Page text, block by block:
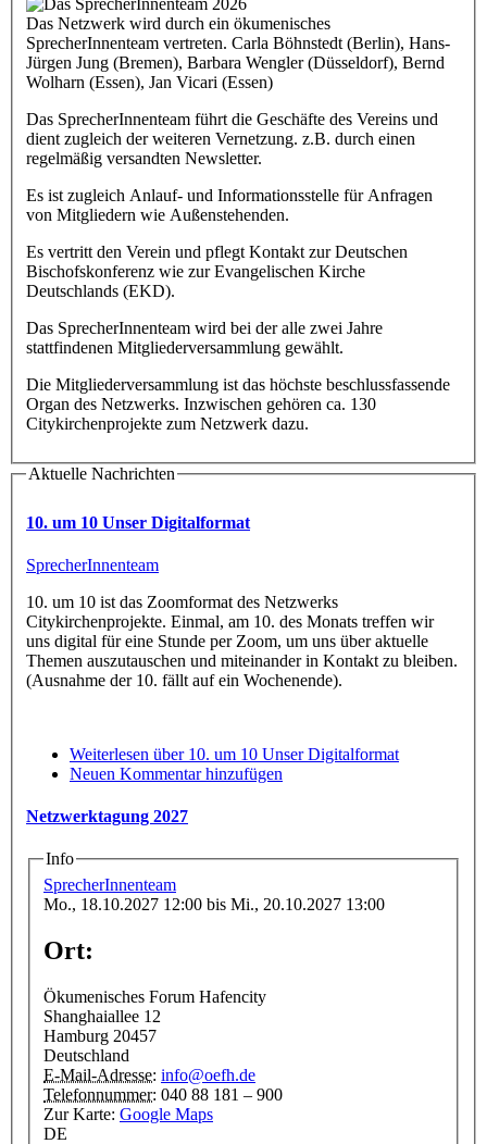
Das Netzwerk wird durch ein ökumenisches
SprecherInnenteam vertreten. Carla Böhnstedt (Berlin), Hans-
Jürgen Jung (Bremen), Barbara Wengler (Düsseldorf), Bernd
Wolharn (Essen), Jan Vicari (Essen)
Das SprecherInnenteam führt die Geschäfte des Vereins und
dient zugleich der weiteren Vernetzung. z.B. durch einen
regelmäßig versandten Newsletter.
Es ist zugleich Anlauf- und Informationsstelle für Anfragen
von Mitgliedern wie Außenstehenden.
Es vertritt den Verein und pflegt Kontakt zur Deutschen
Bischofskonferenz wie zur Evangelischen Kirche
Deutschlands (EKD).
Das SprecherInnenteam wird bei der alle zwei Jahre
stattfindenen Mitgliederversammlung gewählt.
Die Mitgliederversammlung ist das höchste beschlussfassende
Organ des Netzwerks. Inzwischen gehören ca. 130
Citykirchenprojekte zum Netzwerk dazu.
Aktuelle Nachrichten
10. um 10 Unser Digitalformat
SprecherInnenteam
10. um 10 ist das Zoomformat des Netzwerks
Citykirchenprojekte. Einmal, am 10. des Monats treffen wir
uns digital für eine Stunde per Zoom, um uns über aktuelle
Themen auszutauschen und miteinander in Kontakt zu bleiben.
(Ausnahme der 10. fällt auf ein Wochenende).
Weiterlesen über 10. um 10 Unser Digitalformat
Neuen Kommentar hinzufügen
Netzwerktagung 2027
Info
SprecherInnenteam
Mo., 18.10.2027 12:00 bis Mi., 20.10.2027 13:00
Ort:
Ökumenisches Forum Hafencity
Shanghaiallee 12
Hamburg 20457
Deutschland
E-Mail-Adresse: info@oefh.de
Telefonnummer: 040 88 181 – 900
Zur Karte: Google Maps
DE